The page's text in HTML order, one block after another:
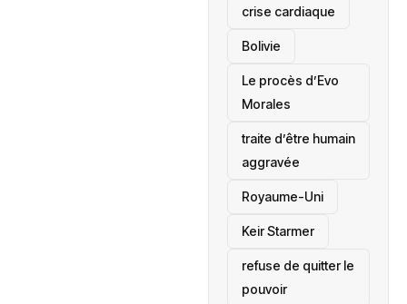
crise cardiaque
‎Bolivie
Le procès d’Evo
Morales
traite d’être humain
aggravée
‎Royaume-Uni
Keir Starmer
refuse de quitter le
pouvoir